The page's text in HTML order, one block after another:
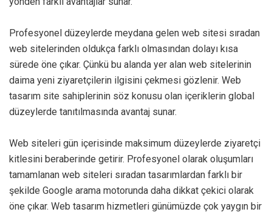
Profesyonel düzeylerde meydana gelen web sitesi sıradan
web sitelerinden oldukça farklı olmasından dolayı kısa
sürede öne çıkar. Çünkü bu alanda yer alan web sitelerinin
daima yeni ziyaretçilerin ilgisini çekmesi gözlenir. Web
tasarım site sahiplerinin söz konusu olan içeriklerin global
düzeylerde tanıtılmasında avantaj sunar.
Web siteleri gün içerisinde maksimum düzeylerde ziyaretçi
kitlesini beraberinde getirir. Profesyonel olarak oluşumları
tamamlanan web siteleri sıradan tasarımlardan farklı bir
şekilde Google arama motorunda daha dikkat çekici olarak
öne çıkar. Web tasarım hizmetleri günümüzde çok yaygın bir